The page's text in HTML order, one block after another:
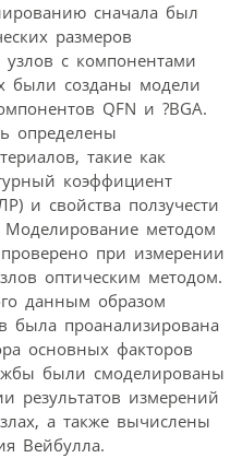
сначала был
размеров
с компонентами
были созданы модели
QFN и ?BGA.
определены
такие как
коэффициент
и свойства ползучести
Моделирование методом
при измерении
оптическим методом.
данным образом
была проанализирована
основных факторов
были смоделированы
результатов измерений
а также вычислены
Вейбулла.